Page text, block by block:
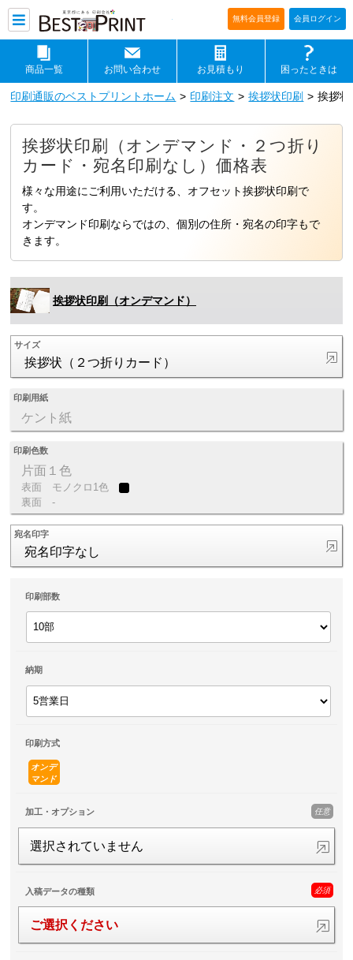
印刷通販ベストプリントベストプリ
無料会員登録 会員ログイン
商品一覧 お問い合わせ お見積もり 困ったときは
印刷通販のベストプリントホーム 印刷注文 挨拶状印刷 挨拶
挨拶状印刷（オンデマンド・２つ折り
カード・宛名印刷なし）価格表
様々な用途にご利用いただける、オフセット挨拶状印刷で
す。
オンデマンド印刷ならではの、個別の住所・宛名の印字もで
きます。
挨拶状印刷（オンデマンド）
サイズ
挨拶状（２つ折りカード）
印刷用紙
ケント紙
印刷色数
片面１色
表面
モノクロ1色
裏面
-
宛名印字
宛名印字なし
印刷部数
納期
印刷方式
オンデ
マンド
加工・オプション 任意
選択されていません
入稿データの種類 必須
ご選択ください